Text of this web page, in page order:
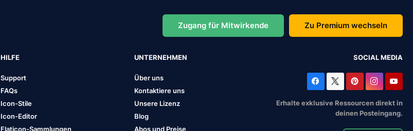
Zugang für Mitwirkende Zu Premium wechseln
HILFE
Support
FAQs
Icon-Stile
Icon-Editor
Flaticon-Sammlungen
UNTERNEHMEN
Über uns
Kontaktiere uns
Unsere Lizenz
Blog
Abos und Preise
SOCIAL MEDIA
Erhalte exklusive Ressourcen direkt in
deinen Posteingang.